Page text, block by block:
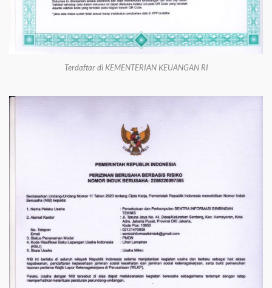
Terdaftar di KEMENTERIAN KEUANGAN RI